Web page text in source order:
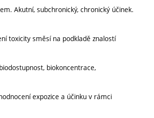
Akutní, subchronický, chronický účinek.
toxicity směsí na podkladě znalostí
biokoncentrace,
expozice a účinku v rámci